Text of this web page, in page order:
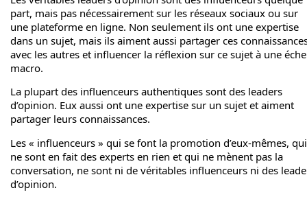
part, mais pas nécessairement sur les réseaux sociaux ou sur
une plateforme en ligne. Non seulement ils ont une expertise
dans un sujet, mais ils aiment aussi partager ces
avec les autres et influencer la réflexion sur ce sujet à une
macro.
La plupart des influenceurs authentiques sont des leaders
d’opinion. Eux aussi ont une expertise sur un sujet et aiment
partager leurs connaissances.
Les « influenceurs » qui se font la promotion d’eux-mêmes, qui
ne sont en fait des experts en rien et qui ne mènent pas la
conversation, ne sont ni de véritables influenceurs ni des
d’opinion.